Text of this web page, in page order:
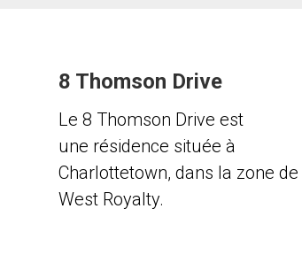
8 Thomson Drive
Le 8 Thomson Drive est
une résidence située à
Charlottetown, dans la zone de
West Royalty.